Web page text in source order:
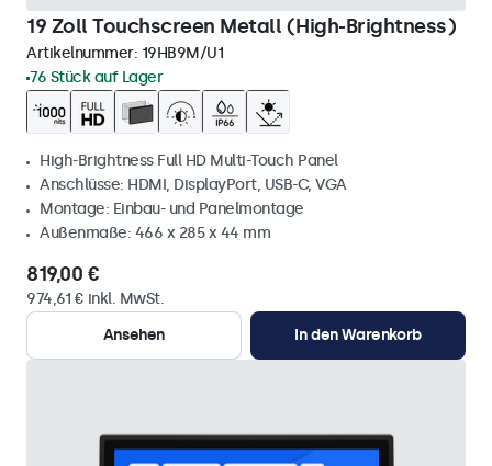
19 Zoll Touchscreen Metall (High-Brightness)
Artikelnummer: 19HB9M/U1
76 Stück auf Lager
High-Brightness Full HD Multi-Touch Panel
Anschlüsse: HDMI, DisplayPort, USB-C, VGA
Montage: Einbau- und Panelmontage
Außenmaße: 466 x 285 x 44 mm
819,00 €
974,61 € inkl. MwSt.
Ansehen
In den Warenkorb